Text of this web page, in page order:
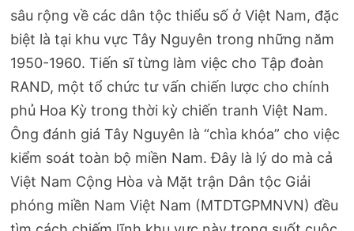
sâu rộng về các dân tộc thiểu số ở Việt Nam, đặc
biệt là tại khu vực Tây Nguyên trong những năm
1950-1960. Tiến sĩ từng làm việc cho Tập đoàn
RAND, một tổ chức tư vấn chiến lược cho chính
phủ Hoa Kỳ trong thời kỳ chiến tranh Việt Nam.
Ông đánh giá Tây Nguyên là “chìa khóa” cho việc
kiểm soát toàn bộ miền Nam. Đây là lý do mà cả
Việt Nam Cộng Hòa và Mặt trận Dân tộc Giải
phóng miền Nam Việt Nam (MTDTGPMNVN) đều